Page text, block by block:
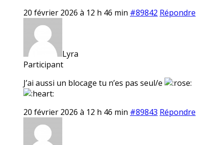
20 février 2026 à 12 h 46 min #89842 Répondre
Lyra
Participant
J’ai aussi un blocage tu n’es pas seul/e
20 février 2026 à 12 h 46 min #89843 Répondre